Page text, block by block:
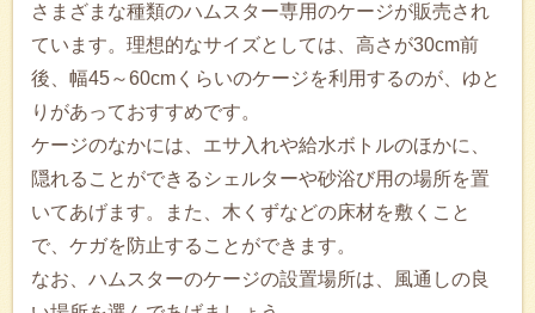
さまざまな種類のハムスター専用のケージが販売され
ています。理想的なサイズとしては、高さが30cm前
後、幅45～60cmくらいのケージを利用するのが、ゆと
りがあっておすすめです。
ケージのなかには、エサ入れや給水ボトルのほかに、
隠れることができるシェルターや砂浴び用の場所を置
いてあげます。また、木くずなどの床材を敷くこと
で、ケガを防止することができます。
なお、ハムスターのケージの設置場所は、風通しの良